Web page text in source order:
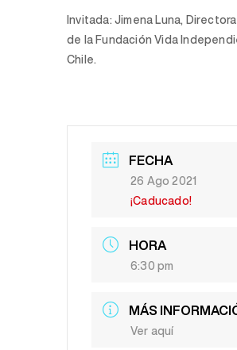
Invitada: Jimena Luna,
de la Fundación Vida
Chile.
FECHA
26 Ago 2021
¡Caducado!
HORA
6:30 pm
MÁS
Ver aquí